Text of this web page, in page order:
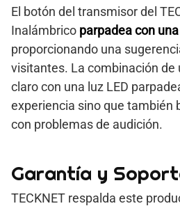
El botón del transmisor del
Inalámbrico parpadea con una
proporcionando una
visitantes. La combinación de
claro con una luz LED
experiencia sino que también
con problemas de audición.
Garantía y
TECKNET respalda este